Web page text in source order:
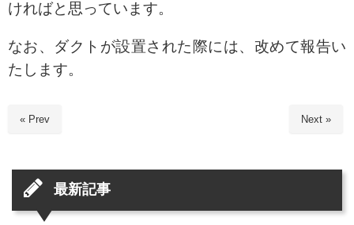
ければと思っています。
なお、ダクトが設置された際には、改めて報告い
たします。
« Prev Next »
最新記事